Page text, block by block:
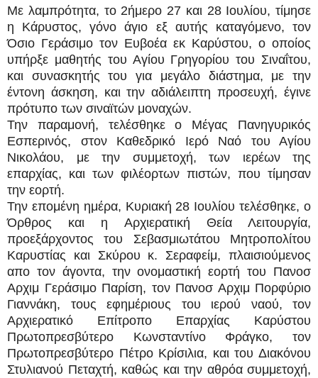
Με λαμπρότητα, το 2ήμερο 27 και 28 Ιουλίου, τίμησε
η Κάρυστος, γόνο άγιο εξ αυτής καταγόμενο, τον
Όσιο Γεράσιμο τον Ευβοέα εκ Καρύστου, ο οποίος
υπήρξε μαθητής του Αγίου Γρηγορίου του Σιναΐτου,
και συνασκητής του για μεγάλο διάστημα, με την
έντονη άσκηση, και την αδιάλειπτη προσευχή, έγινε
πρότυπο των σιναϊτών μοναχών.
Την παραμονή, τελέσθηκε ο Μέγας Πανηγυρικός
Εσπερινός, στον Καθεδρικό Ιερό Ναό του Αγίου
Νικολάου, με την συμμετοχή, των ιερέων της
επαρχίας, και των φιλέορτων πιστών, που τίμησαν
την εορτή.
Την επομένη ημέρα, Κυριακή 28 Ιουλίου τελέσθηκε, ο
Όρθρος και η Αρχιερατική Θεία Λειτουργία,
προεξάρχοντος του Σεβασμιωτάτου Μητροπολίτου
Καρυστίας και Σκύρου κ. Σεραφείμ, πλαισιούμενος
απο τον άγοντα, την ονομαστική εορτή του Πανοσ
Αρχιμ Γεράσιμο Παρίση, τον Πανοσ Αρχιμ Πορφύριο
Γιαννάκη, τους εφημέριους του ιερού ναού, τον
Αρχιερατικό Επίτροπο Επαρχίας Καρύστου
Πρωτοπρεσβύτερο Κωνσταντίνο Φράγκο, τον
Πρωτοπρεσβύτερο Πέτρο Κρίσιλια, και του Διακόνου
Στυλιανού Πεταχτή, καθώς και την αθρόα συμμετοχή,